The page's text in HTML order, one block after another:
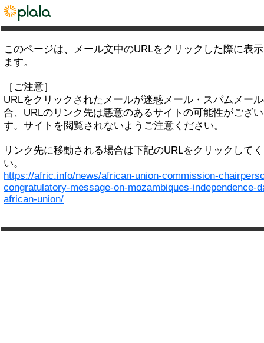
このページは、メール文中のURLをクリックした際に表
ます。
［ご注意］
URLをクリックされたメールが迷惑メール・スパムメー
合、URLのリンク先は悪意のあるサイトの可能性がござ
す。サイトを閲覧されないようご注意ください。
リンク先に移動される場合は下記のURLをクリックして
い。
https://afric.info/news/african-union-commission-
congratulatory-message-on-mozambiques-independence-
african-union/